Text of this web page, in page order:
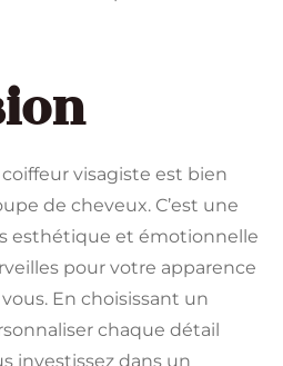
visagiste est bien
de cheveux. C’est une
esthétique et émotionnelle
pour votre apparence
En choisissant un
chaque détail
investissez dans un